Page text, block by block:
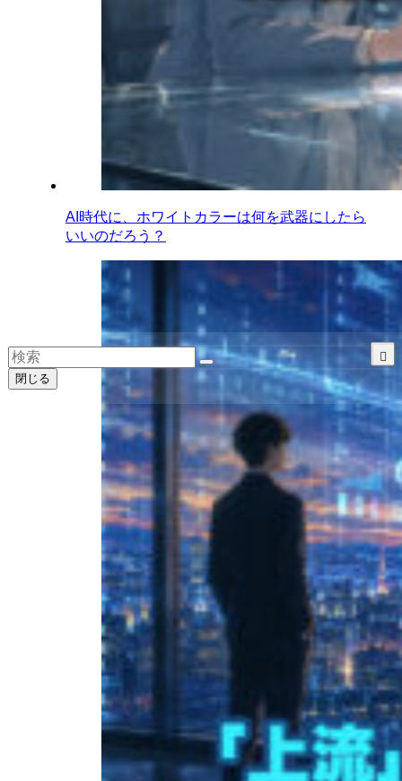
AI時代に、ホワイトカラーは何を武器にしたら
いいのだろう？
閉じる